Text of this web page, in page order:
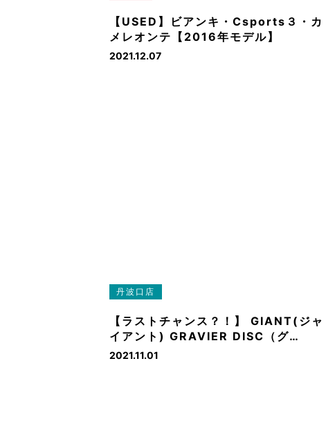
【USED】ビアンキ・Csports３・カ
メレオンテ【2016年モデル】
2021.12.07
丹波口店
【ラストチャンス？！】 GIANT(ジャ
イアント) GRAVIER DISC（グ…
2021.11.01